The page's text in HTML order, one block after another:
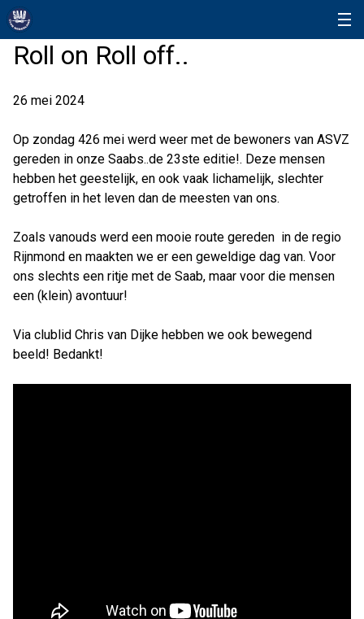
Roll on Roll off..
26 mei 2024
Op zondag 426 mei werd weer met de bewoners van ASVZ
gereden in onze Saabs..de 23ste editie!. Deze mensen
hebben het geestelijk, en ook vaak lichamelijk, slechter
getroffen in het leven dan de meesten van ons.
Zoals vanouds werd een mooie route gereden in de regio
Rijnmond en maakten we er een geweldige dag van. Voor
ons slechts een ritje met de Saab, maar voor die mensen
een (klein) avontuur!
Via clublid Chris van Dijke hebben we ook bewegend
beeld! Bedankt!